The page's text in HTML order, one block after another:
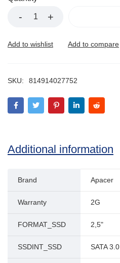
SKU: 814914027752
Additional information
Brand Apacer
Warranty 2G
FORMAT_SSD 2,5"
SSDINT_SSD SATA 3.0